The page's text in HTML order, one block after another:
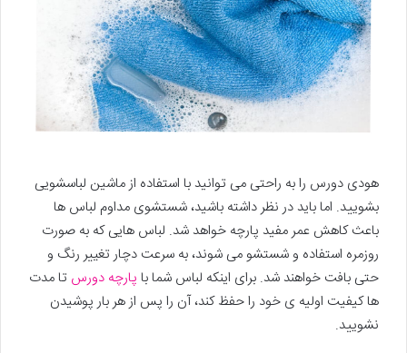
هودی دورس را به راحتی می توانید با استفاده از ماشین لباسشویی
بشویید. اما باید در نظر داشته باشید، شستشوی مداوم لباس ها
باعث کاهش عمر مفید پارچه خواهد شد. لباس هایی که به صورت
روزمره استفاده و شستشو می شوند، به سرعت دچار تغییر رنگ و
حتی بافت خواهند شد. برای اینکه لباس شما با پارچه دورس تا مدت
ها کیفیت اولیه ی خود را حفظ کند، آن را پس از هر بار پوشیدن
نشویید.